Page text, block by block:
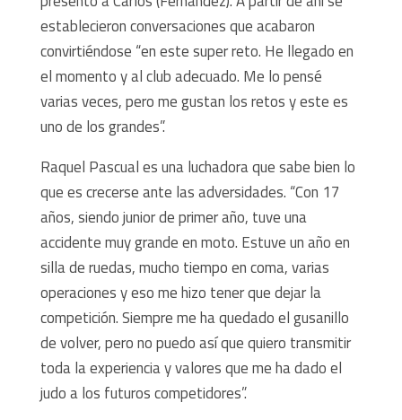
establecieron conversaciones que acabaron
convirtiéndose “en este super reto. He llegado en
el momento y al club adecuado. Me lo pensé
varias veces, pero me gustan los retos y este es
uno de los grandes”.
Raquel Pascual es una luchadora que sabe bien lo
que es crecerse ante las adversidades. “Con 17
años, siendo junior de primer año, tuve una
accidente muy grande en moto. Estuve un año en
silla de ruedas, mucho tiempo en coma, varias
operaciones y eso me hizo tener que dejar la
competición. Siempre me ha quedado el gusanillo
de volver, pero no puedo así que quiero transmitir
toda la experiencia y valores que me ha dado el
judo a los futuros competidores”.